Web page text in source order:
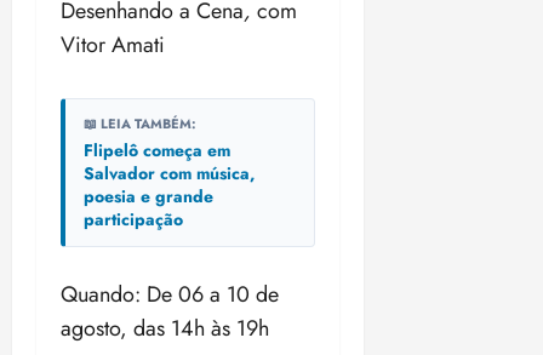
Desenhando a Cena, com
Vitor Amati
📖 LEIA TAMBÉM:
Flipelô começa em
Salvador com música,
poesia e grande
participação
Quando: De 06 a 10 de
agosto, das 14h às 19h